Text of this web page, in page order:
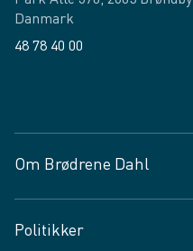
Danmark
48 78 40 00
Om Brødrene Dahl
Vagttelefon 30 10 89 89
Politikker